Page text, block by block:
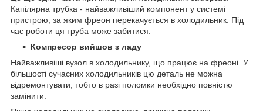
Капілярна трубка - найважливіший компонент у системі
пристрою, за яким фреон перекачується в холодильник. Під
час роботи ця труба може забитися.
Компресор вийшов з ладу
Найважливіші вузол в холодильнику, що працює на фреоні. У
більшості сучасних холодильників цю деталь не можна
відремонтувати, тобто в разі поломки необхідно повністю
замінити.